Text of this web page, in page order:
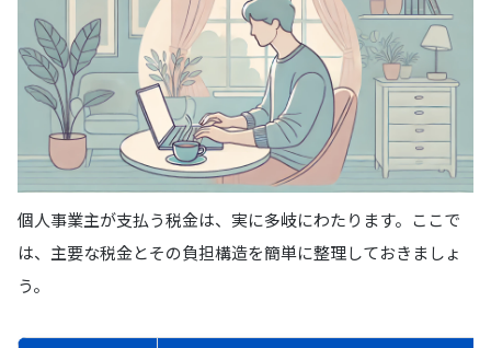
個人事業主が支払う税金は、実に多岐にわたります。ここで
は、主要な税金とその負担構造を簡単に整理しておきましょ
う。